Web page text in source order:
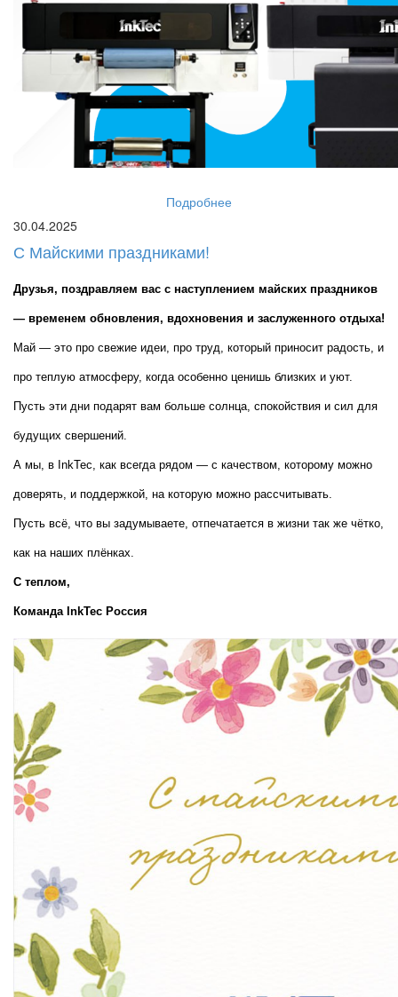
Подробнее
30.04.2025
С Майскими праздниками!
Друзья, поздравляем вас с наступлением майских праздников
— временем обновления, вдохновения и заслуженного отдыха!
Май — это про свежие идеи, про труд, который приносит радость, и
про теплую атмосферу, когда особенно ценишь близких и уют.
Пусть эти дни подарят вам больше солнца, спокойствия и сил для
будущих свершений.
А мы, в InkTec, как всегда рядом — с качеством, которому можно
доверять, и поддержкой, на которую можно рассчитывать.
Пусть всё, что вы задумываете, отпечатается в жизни так же чётко,
как на наших плёнках.
С теплом,
Команда InkTec Россия